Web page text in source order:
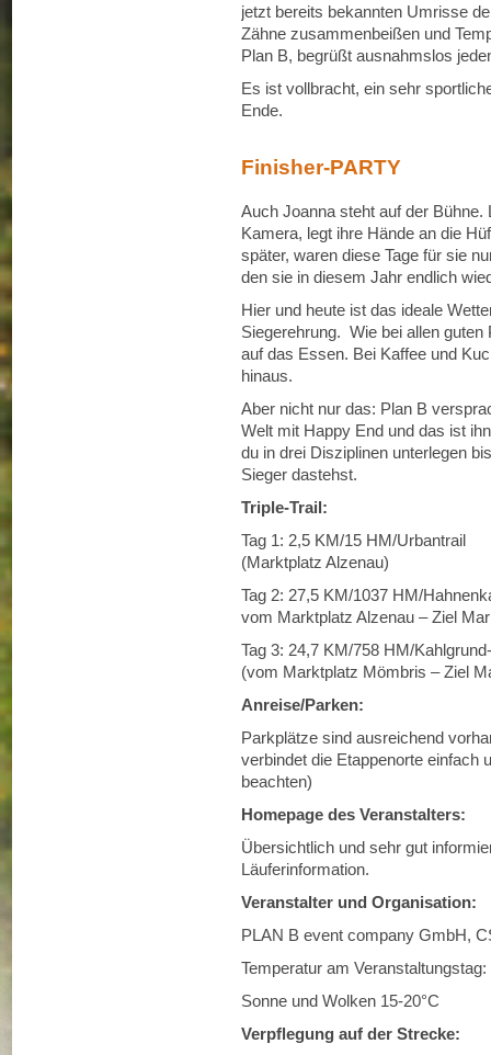
jetzt bereits bekannten Umrisse
Zähne zusammenbeißen und
Plan B, begrüßt ausnahmslos
Es ist vollbracht, ein sehr
Ende.
Finisher-PARTY
Auch Joanna steht auf der
Kamera, legt ihre Hände an die
später, waren diese Tage für sie
den sie in diesem Jahr endlich
Hier und heute ist das ideale
Siegerehrung. Wie bei allen
auf das Essen. Bei Kaffee und
hinaus.
Aber nicht nur das: Plan B
Welt mit Happy End und das ist
du in drei Disziplinen unterlegen
Sieger dastehst.
Triple-Trail:
Tag 1: 2,5 KM/15 HM/Urbantrail
(Marktplatz Alzenau)
Tag 2: 27,5 KM/1037 HM/
vom Marktplatz Alzenau – Ziel
Tag 3: 24,7 KM/758 HM/
(vom Marktplatz Mömbris – Ziel
Anreise/Parken:
Parkplätze sind ausreichend
verbindet die Etappenorte einfach
beachten)
Homepage des Veranstalters:
Übersichtlich und sehr gut
Läuferinformation.
Veranstalter und Organisation:
PLAN B event company GmbH,
Temperatur am Veranstaltungstag:
Sonne und Wolken 15-20°C
Verpflegung auf der Strecke: